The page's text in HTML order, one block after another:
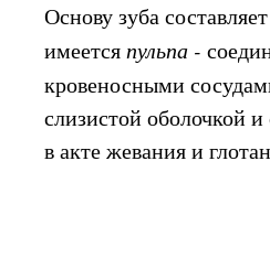
Основу зуба
имеетсяпульпа -
кровеносными
слизистой оболочкой
в акте жевания и